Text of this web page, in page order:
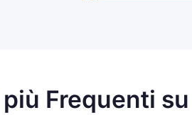
più Frequenti